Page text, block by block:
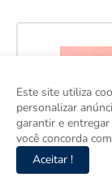
Este site utiliza
personalizar
garantir e
você concorda
Aceitar !